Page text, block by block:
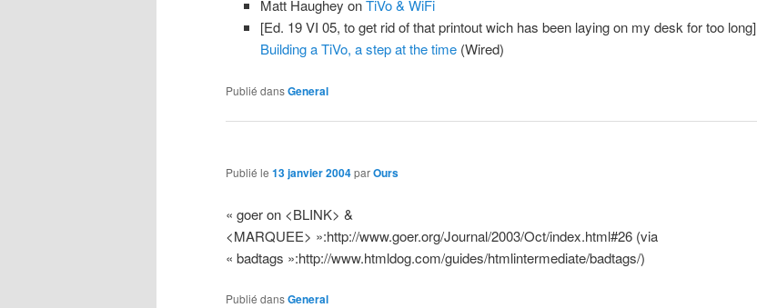
Matt Haughey onTiVo & WiFi
[Ed. 19 VI 05, to get rid of that printout wich has been laying on my desk for too long]
Building a TiVo, a step at the time(Wired)
Publié dansGeneral
Publié le 13 janvier 2004parOurs
« goer on <BLINK> &
<MARQUEE> »:http://www.goer.org/Journal/2003/Oct/index.html#26 (via
« badtags »:http://www.htmldog.com/guides/htmlintermediate/badtags/)
Publié dansGeneral